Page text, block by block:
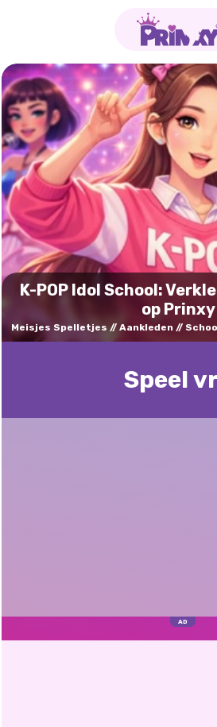
K-POP Idol School:
op Prinxy
Meisjes Spelletjes Aankleden
Speel